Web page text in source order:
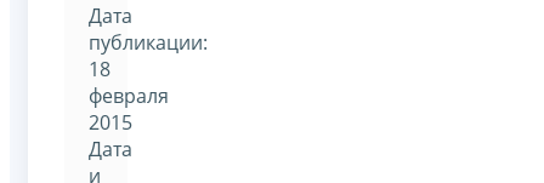
Дата
публикации:
18
февраля
2015
Дата
и